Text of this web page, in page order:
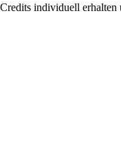
individuell